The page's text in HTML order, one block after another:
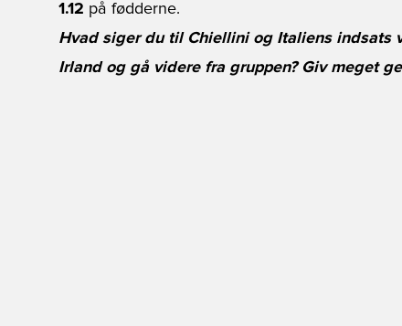
1.12 på fødderne.
Hvad siger du til Chiellini og Italiens indsats
Irland og gå videre fra gruppen? Giv meget